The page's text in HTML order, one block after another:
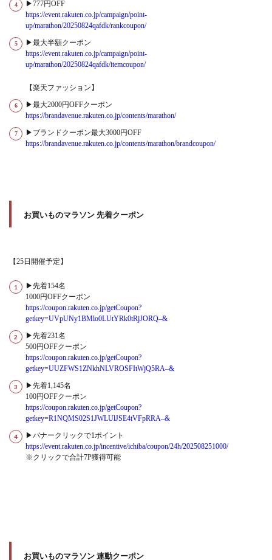
▶777円OFF
https://event.rakuten.co.jp/campaign/point-
up/marathon/20250824qafdk/rankcoupon/
▶最大半額クーポン
https://event.rakuten.co.jp/campaign/point-
up/marathon/20250824qafdk/itemcoupon/
【楽天ファッション】
▶最大2000円OFFクーポン
https://brandavenue.rakuten.co.jp/contents/marathon/
▶ブランドクーポン最大3000円OFF
https://brandavenue.rakuten.co.jp/contents/marathon/brandcoupon/
お買いものマラソン 先着クーポン
【25日開催予定】
▶先着154名
1000円OFFクーポン
https://coupon.rakuten.co.jp/getCoupon?
getkey=UVpUNy1BMlo0LUtYRk0tRjJORQ–&
▶先着231名
500円OFFクーポン
https://coupon.rakuten.co.jp/getCoupon?
getkey=UUZFWS1ZNkhNLVROSFItWjQ5RA–&
▶先着1,145名
100円OFFクーポン
https://coupon.rakuten.co.jp/getCoupon?
getkey=R1NQMS02S1JWLUlJSE4tVFpRRA–&
▶バナークリックで1ポイント
https://event.rakuten.co.jp/incentive/ichiba/coupon/24h/202508251000/
※クリックで合計7P獲得可能
お買いものマラソン 連動クーポン